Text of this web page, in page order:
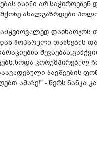
ისინი არ
მქონე ახალგაზრდები
დაიხარჯოს
მოპარული თანხების
კორუმპირებულ
ბავშვების
ამაზე!" - წერს ნანკა